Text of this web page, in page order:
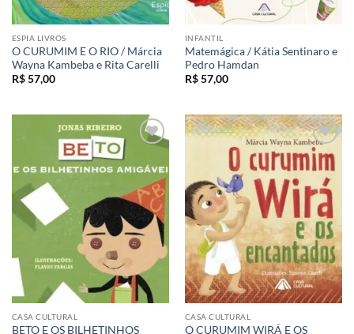
ESPIA LIVROS
O CURUMIM E O RIO / Márcia
Wayna Kambeba e Rita Carelli
R$57,00
INFANTIL
Matemágica / Kátia Sentinaro e
Pedro Hamdan
R$57,00
Adicionar
aos meus
desejos
CASA CULTURAL
BETO E OS BILHETINHOS
Adicionar
aos meus
desejos
CASA CULTURAL
O CURUMIM WIRÁ E OS